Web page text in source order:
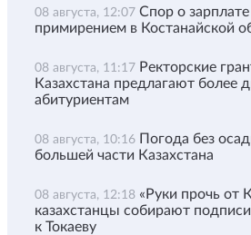
08 августа, 12:07 Спор о зарплате
примирением в Костанайской
08 августа, 11:17 Ректорские
Казахстана предлагают более
абитуриентам
08 августа, 10:16 Погода без
большей части Казахстана
08 августа, 12:18 «Руки прочь от
казахстанцы собирают
к Токаеву